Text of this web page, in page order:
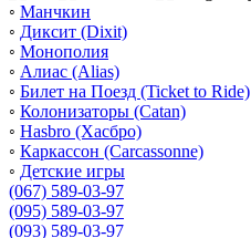
◦ Манчкин
◦ Диксит (Dixit)
◦ Монополия
◦ Алиас (Alias)
◦ Билет на Поезд (Ticket to Ride)
◦ Колонизаторы (Catan)
◦ Hasbro (Хасбро)
◦ Каркассон (Carcassonne)
◦ Детские игры
(067) 589-03-97
(095) 589-03-97
(093) 589-03-97